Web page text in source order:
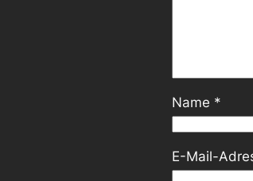
Name *
E-Mail-